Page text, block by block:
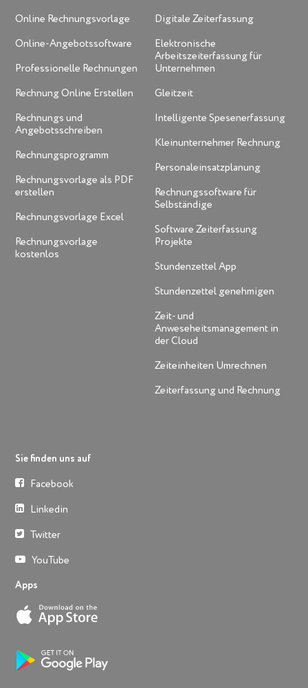
Online Rechnungsvorlage
Online-Angebotssoftware
Professionelle Rechnungen
Rechnung Online Erstellen
Rechnungs und
Angebotsschreiben
Rechnungsprogramm
Rechnungsvorlage als PDF
erstellen
Rechnungsvorlage Excel
Rechnungsvorlage
kostenlos
Digitale Zeiterfassung
Elektronische
Arbeitszeiterfassung für
Unternehmen
Gleitzeit
Intelligente Spesenerfassung
Kleinunternehmer Rechnung
Personaleinsatzplanung
Rechnungssoftware für
Selbständige
Software Zeiterfassung
Projekte
Stundenzettel App
Stundenzettel genehmigen
Zeit- und
Anweseheitsmanagement in
der Cloud
Zeiteinheiten Umrechnen
Zeiterfassung und Rechnung
Sie finden uns auf
Facebook
Linkedin
Twitter
YouTube
Apps